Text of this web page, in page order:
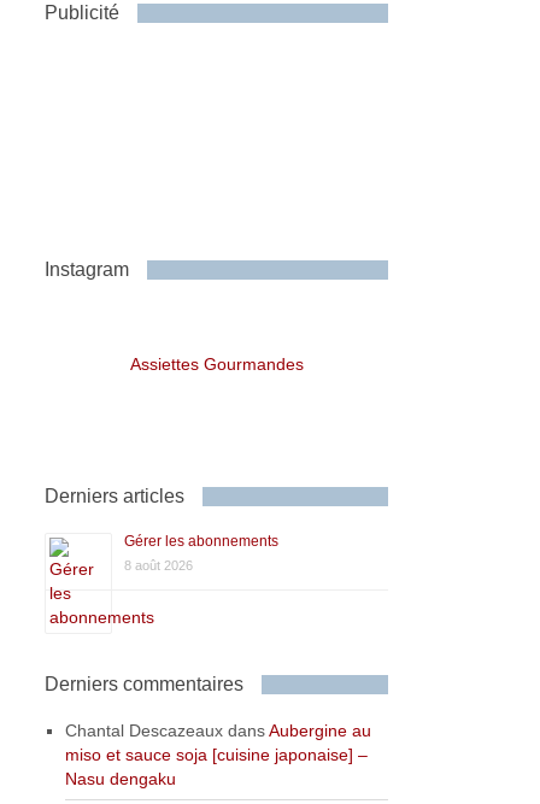
Publicité
Instagram
Assiettes Gourmandes
Derniers articles
Gérer les abonnements
8 août 2026
Derniers commentaires
Chantal Descazeaux dansAubergine au
miso et sauce soja [cuisine japonaise] –
Nasu dengaku